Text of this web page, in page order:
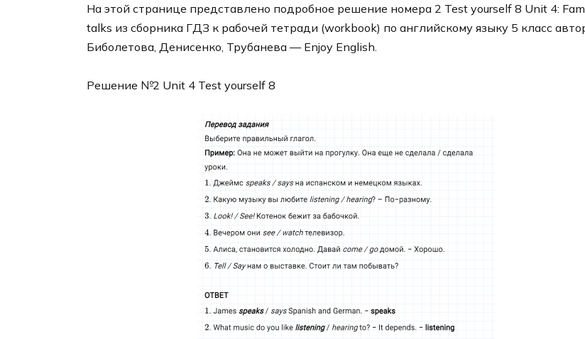
На этой странице представлено подробное решение номера 2 Test yourself 8 Unit 4:
talks из сборника ГДЗ к рабочей тетради (workbook) по английскому языку 5 класс
Биболетова, Денисенко, Трубанева — Enjoy English.
Решение №2 Unit 4 Test yourself 8